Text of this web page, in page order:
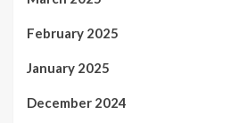
February 2025
January 2025
December 2024